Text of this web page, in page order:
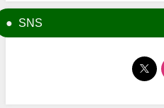
SNS